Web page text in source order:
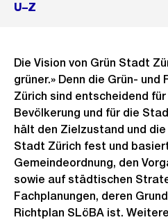
U–Z
Die Vision von Grün Stadt
grüner.» Denn die Grün-
Zürich sind entscheidend
Bevölkerung und für die
hält den Zielzustand und
Stadt Zürich fest und
Gemeindeordnung, den
sowie auf städtischen
Fachplanungen, deren
Richtplan SLöBA ist.